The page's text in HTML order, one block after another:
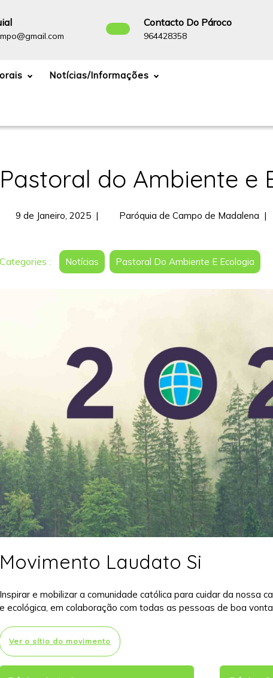
paroquiadecampo@gmail.com
Contacto Do Pároco
964428358964428358
Notícias/Informações
Pastoral do Ambiente e
9 de Janeiro, 20259
2025
| Paróquia de Campo de Madalena
e
|
Categories : Notícias Pastoral Do Ambiente E Ecologia
Movimento Laudato Si
Inspirar e mobilizar a comunidade católica para cuidar da nossa
e ecológica, em colaboração com todas as pessoas de boa
Ver o sítio do movimento
Navegação